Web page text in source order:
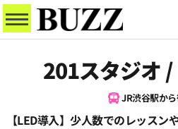
201スタジオ
JR渋谷駅か
【LED導入】少人数でのレッスン